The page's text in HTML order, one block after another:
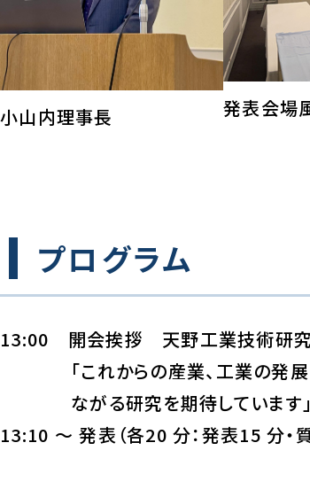
小山内理事長 発表会場
プログラム
13:00 開会挨拶 天野工業技術研
「これからの産業、工業の発
ながる研究を期待しています
13:10 ～ 発表（各20 分：発表15 分・